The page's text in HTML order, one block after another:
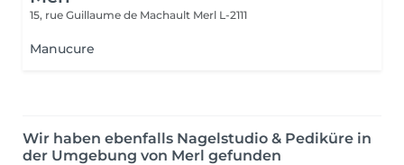
15, rue Guillaume de Machault Merl L-2111
Manucure
Wir haben ebenfalls Nagelstudio & Pediküre in
der Umgebung von Merl gefunden